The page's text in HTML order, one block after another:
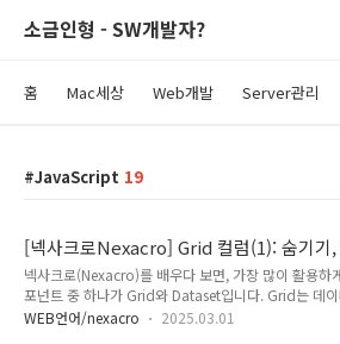
소금인형 - SW개발자?
홈 Mac세상 Web개발 Server관리
JavaScript 19
[넥사크로Nexacro] Grid 컬럼(1): 숨기기,
모양, %붙이기, 카운트번호, 체크된 값 카
+합산, 소수점 연산(합산/곱셈) 오류 방지
넥사크로(Nexacro)를 배우다 보면, 가장 많이 활용하
포넌트 중 하나가 Grid와 Dataset입니다. Grid는 데
율적으로 표시하고 조작할 수 있어, 다양한 기능을 익혀
WEB언어/nexacro 2025.03.01